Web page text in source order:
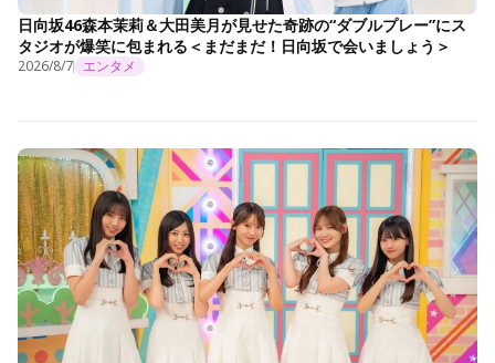
日向坂46森本茉莉＆大田美月が見せた奇跡の“ダブルプレー”にス
タジオが爆笑に包まれる＜まだまだ！日向坂で会いましょう＞
2026/8/7 エンタメ